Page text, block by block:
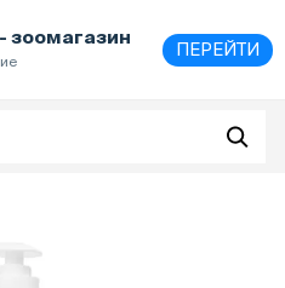
зоомагазин
ПЕРЕЙТИ